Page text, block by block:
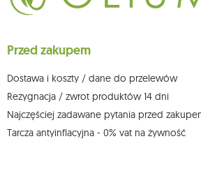
ich sprostowania, usunięcia, ograniczenia
sprzeciwu wobec przetwarzania swoich danych
którego dokonano na podstawie zgody przed jej
możesz kontaktować się z działem obsługi
Więcej informacji: www.mouton.pl/ODO
Przed zakupem
Dostawa i koszty / dane do przelewów
Rezygnacja / zwrot produktów 14 dni
Najczęściej zadawane pytania przed
Tarcza antyinflacyjna - 0% vat na żywność